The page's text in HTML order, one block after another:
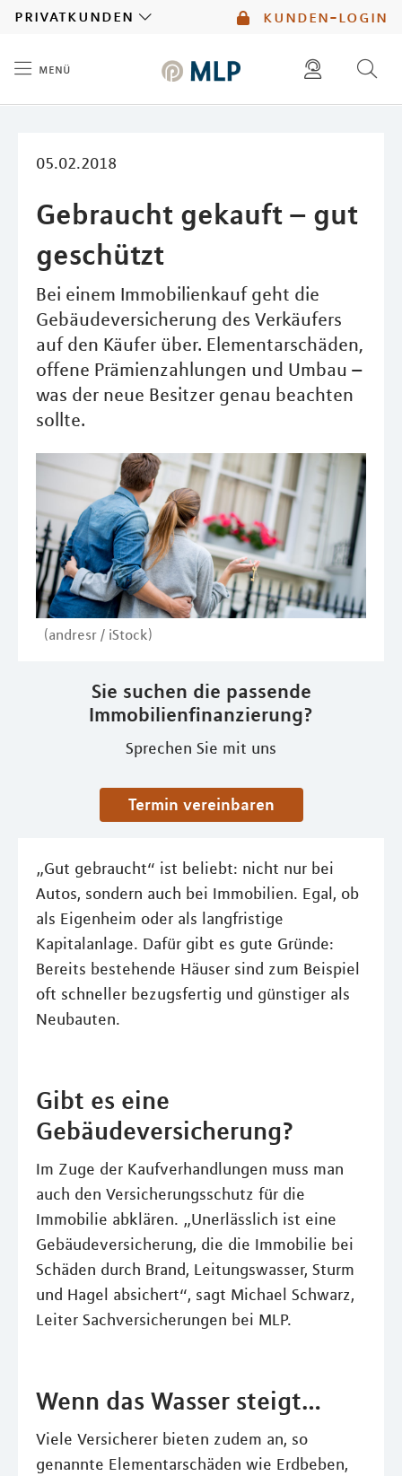
kunden-login
privatkunden
menü
05.02.2018
Gebraucht gekauft – gut
geschützt
Bei einem Immobilienkauf geht die
Gebäudeversicherung des Verkäufers
auf den Käufer über. Elementarschäden,
offene Prämienzahlungen und Umbau –
was der neue Besitzer genau beachten
sollte.
(andresr / iStock)
Sie suchen die passende
Immobilienfinanzierung?
Sprechen Sie mit uns
Termin vereinbaren
„Gut gebraucht“ ist beliebt: nicht nur bei
Autos, sondern auch bei Immobilien. Egal, ob
als Eigenheim oder als langfristige
Kapitalanlage. Dafür gibt es gute Gründe:
Bereits bestehende Häuser sind zum Beispiel
oft schneller bezugsfertig und günstiger als
Neubauten.
Gibt es eine
Gebäudeversicherung?
Im Zuge der Kaufverhandlungen muss man
auch den Versicherungsschutz für die
Immobilie abklären. „Unerlässlich ist eine
Gebäudeversicherung, die die Immobilie bei
Schäden durch Brand, Leitungswasser, Sturm
und Hagel absichert“, sagt Michael Schwarz,
Leiter Sachversicherungen bei MLP.
Wenn das Wasser steigt…
Viele Versicherer bieten zudem an, so
genannte Elementarschäden wie Erdbeben,